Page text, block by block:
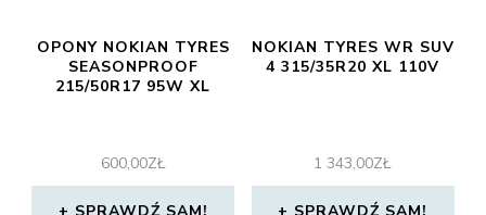
OPONY NOKIAN TYRES
SEASONPROOF
215/50R17 95W XL
600,00ZŁ
NOKIAN TYRES WR SUV
4 315/35R20 XL 110V
1 343,00ZŁ